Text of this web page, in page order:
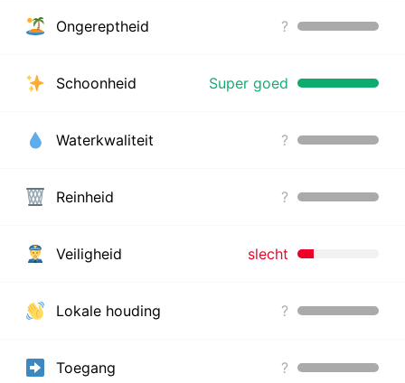
Ongereptheid ?
Schoonheid Super goed
Waterkwaliteit ?
Reinheid ?
Veiligheid slecht
Lokale houding ?
Toegang ?